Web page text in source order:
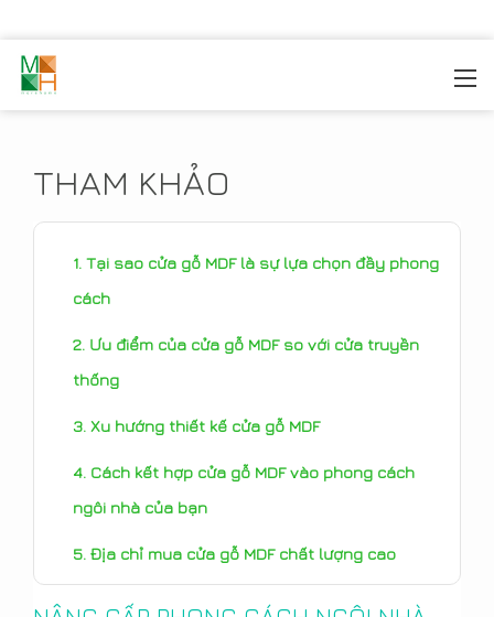
THAM KHẢO
Tại sao cửa gỗ MDF là sự lựa chọn đầy phong
cách
Ưu điểm của cửa gỗ MDF so với cửa truyền
thống
Xu hướng thiết kế cửa gỗ MDF
Cách kết hợp cửa gỗ MDF vào phong cách
ngôi nhà của bạn
Địa chỉ mua cửa gỗ MDF chất lượng cao
Kết luận: Nâng tầm phong cách ngôi nhà của